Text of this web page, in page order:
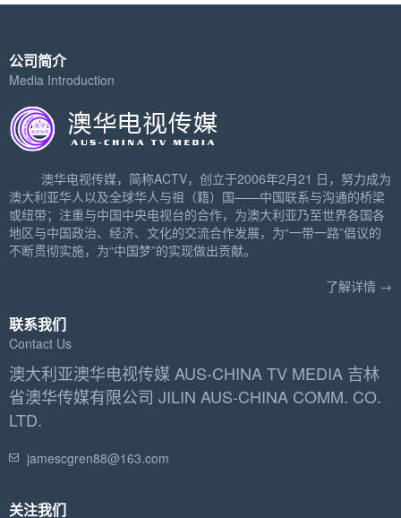
公司简介
Media Introduction
澳华电视传媒，简称ACTV，创立于2006年2月21 日，努力成为
澳大利亚华人以及全球华人与祖（籍）国——中国联系与沟通的桥梁
或纽带；注重与中国中央电视台的合作，为澳大利亚乃至世界各国各
地区与中国政治、经济、文化的交流合作发展，为“一带一路”倡议的
不断贯彻实施，为“中国梦”的实现做出贡献。
了解详情 →
联系我们
Contact Us
澳大利亚澳华电视传媒 AUS-CHINA TV MEDIA 吉林
省澳华传媒有限公司 JILIN AUS-CHINA COMM. CO.
LTD.
jamescgren88@163.com
关注我们